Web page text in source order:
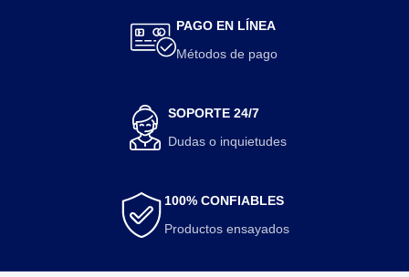
PAGO EN LÍNEA
Métodos de pago
SOPORTE 24/7
Dudas o inquietudes
100% CONFIABLES
Productos ensayados